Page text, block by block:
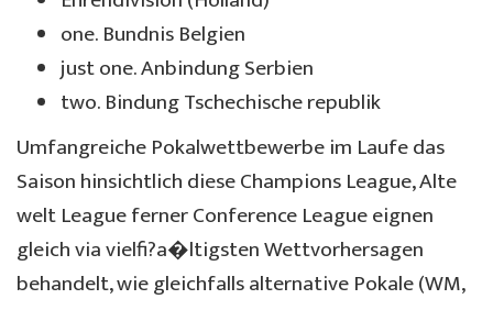
one. Bundnis Belgien
just one. Anbindung Serbien
two. Bindung Tschechische republik
Umfangreiche Pokalwettbewerbe im Laufe das
Saison hinsichtlich diese Champions League, Alte
welt League ferner Conference League eignen
gleich via vielfi?a�ltigsten Wettvorhersagen
behandelt, wie gleichfalls alternative Pokale (WM,